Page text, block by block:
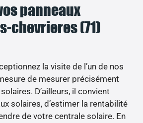
panneaux
chevrieres (71)
la visite de l’un de nos
de mesurer précisément
D’ailleurs, il convient
solaires, d’estimer la rentabilité
de votre centrale solaire. En